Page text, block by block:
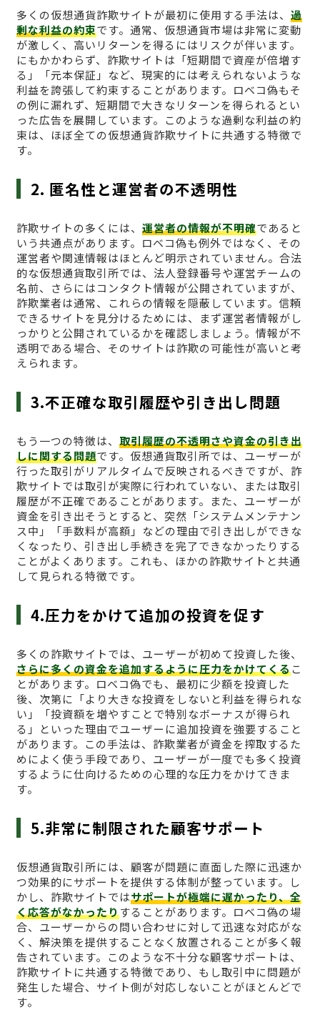
多くの仮想通貨詐欺サイトが最初に使用する手法は、 過
剰な利益の約束です。通常、仮想通貨市場は非常に変動
が激しく、高いリターンを得るにはリスクが伴います。
にもかかわらず、詐欺サイトは「短期間で資産が倍増す
る」「元本保証」など、現実的には考えられないような
利益を誇張して約束することがあります。ロベコ偽もそ
の例に漏れず、短期間で大きなリターンを得られるとい
った広告を展開しています。このような過剰な利益の約
束は、ほぼ全ての仮想通貨詐欺サイトに共通する特徴で
す。
2. 匿名性と運営者の不透明性
詐欺サイトの多くには、 運営者の情報が不明確であると
いう共通点があります。ロベコ偽も例外ではなく、その
運営者や関連情報はほとんど明示されていません。合法
的な仮想通貨取引所では、法人登録番号や運営チームの
名前、さらにはコンタクト情報が公開されていますが、
詐欺業者は通常、これらの情報を隠蔽しています。信頼
できるサイトを見分けるためには、まず運営者情報がし
っかりと公開されているかを確認しましょう。情報が不
透明である場合、そのサイトは詐欺の可能性が高いと考
えられます。
3.不正確な取引履歴や引き出し問題
もう一つの特徴は、 取引履歴の不透明さや資金の引き出
しに関する問題です。仮想通貨取引所では、ユーザーが
行った取引がリアルタイムで反映されるべきですが、詐
欺サイトでは取引が実際に行われていない、または取引
履歴が不正確であることがあります。また、ユーザーが
資金を引き出そうとすると、突然「システムメンテナン
ス中」「手数料が高額」などの理由で引き出しができな
くなったり、引き出し手続きを完了できなかったりする
ことがよくあります。これも、ほかの詐欺サイトと共通
して見られる特徴です。
4.圧力をかけて追加の投資を促す
多くの詐欺サイトでは、ユーザーが初めて投資した後、
さらに多くの資金を追加するように圧力をかけてくるこ
とがあります。ロベコ偽でも、最初に少額を投資した
後、次第に「より大きな投資をしないと利益を得られな
い」「投資額を増やすことで特別なボーナスが得られ
る」といった理由でユーザーに追加投資を強要すること
があります。この手法は、詐欺業者が資金を搾取するた
めによく使う手段であり、ユーザーが一度でも多く投資
するように仕向けるための心理的な圧力をかけてきま
す。
5.非常に制限された顧客サポート
仮想通貨取引所には、顧客が問題に直面した際に迅速か
つ効果的にサポートを提供する体制が整っています。し
かし、詐欺サイトではサポートが極端に遅かったり、全
く応答がなかったりすることがあります。ロベコ偽の場
合、ユーザーからの問い合わせに対して迅速な対応がな
く、解決策を提供することなく放置されることが多く報
告されています。このような不十分な顧客サポートは、
詐欺サイトに共通する特徴であり、もし取引中に問題が
発生した場合、サイト側が対応しないことがほとんどで
す。